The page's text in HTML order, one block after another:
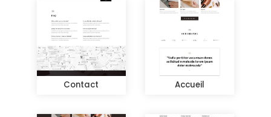
Contact Accueil